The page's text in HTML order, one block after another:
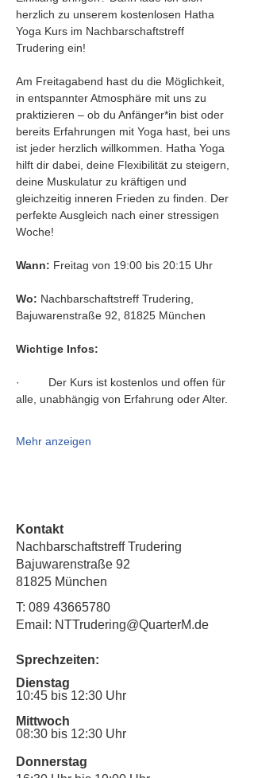
herzlich zu unserem kostenlosen Hatha
Yoga Kurs im Nachbarschaftstreff
Trudering ein!
Am Freitagabend hast du die Möglichkeit,
in entspannter Atmosphäre mit uns zu
praktizieren – ob du Anfänger*in bist oder
bereits Erfahrungen mit Yoga hast, bei uns
ist jeder herzlich willkommen. Hatha Yoga
hilft dir dabei, deine Flexibilität zu steigern,
deine Muskulatur zu kräftigen und
gleichzeitig inneren Frieden zu finden. Der
perfekte Ausgleich nach einer stressigen
Woche!
Wann: Freitag von 19:00 bis 20:15 Uhr
Wo: Nachbarschaftstreff Trudering,
Bajuwarenstraße 92, 81825 München
Wichtige Infos:
·         Der Kurs ist kostenlos und offen für
alle, unabhängig von Erfahrung oder Alter.
Mehr anzeigen
Kontakt
Nachbarschaftstreff Trudering
Bajuwarenstraße 92
81825 München
T: 089 43665780
Email: NTTrudering@QuarterM.de
Sprechzeiten:
Dienstag
10:45 bis 12:30 Uhr
Mittwoch
08:30 bis 12:30 Uhr
Donnerstag